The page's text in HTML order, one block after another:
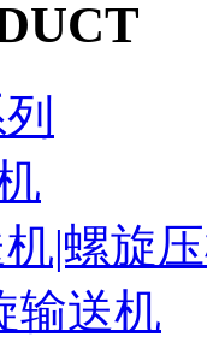
|螺旋
输送机